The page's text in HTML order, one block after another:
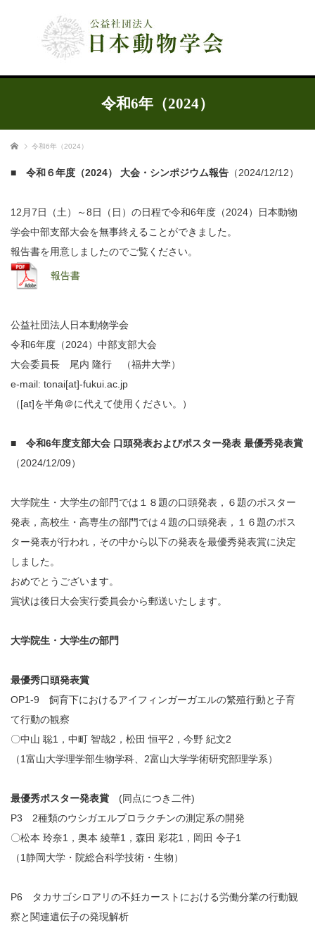
令和6年（2024）
ホーム 令和6年（2024）
■ 令和６年度（2024） 大会・シンポジウム報告 （2024/12/12）
12月7日（土）～8日（日）の日程で令和6年度（2024）日本動物
学会中部支部大会を無事終えることができました。
報告書を用意しましたのでご覧ください。
報告書
公益社団法人日本動物学会
令和6年度（2024）中部支部大会
大会委員長 尾内 隆行 （福井大学）
e-mail: tonai[at]-fukui.ac.jp
（[at]を半角＠に代えて使用ください。）
■ 令和6年度支部大会 口頭発表およびポスター発表 最優秀発表賞
（2024/12/09）
大学院生・大学生の部門では１８題の口頭発表，６題のポスター
発表，高校生・高専生の部門では４題の口頭発表，１６題のポス
ター発表が行われ，その中から以下の発表を最優秀発表賞に決定
しました。
おめでとうございます。
賞状は後日大会実行委員会から郵送いたします。
大学院生・大学生の部門
最優秀口頭発表賞
OP1-9 飼育下におけるアイフィンガーガエルの繁殖行動と子育
て行動の観察
〇中山 聡1 ，中町 智哉2 ，松田 恒平2 ，今野 紀文2
（1富山大学理学部生物学科、 2富山大学学術研究部理学系）
最優秀ポスター発表賞 (同点につき二件)
P3 2種類のウシガエルプロラクチンの測定系の開発
〇松本 玲奈1 ，奥本 綾華1 ，森田 彩花1 ，岡田 令子1
（1静岡大学・院総合科学技術・生物）
P6 タカサゴシロアリの不妊カーストにおける労働分業の行動観
察と関連遺伝子の発現解析